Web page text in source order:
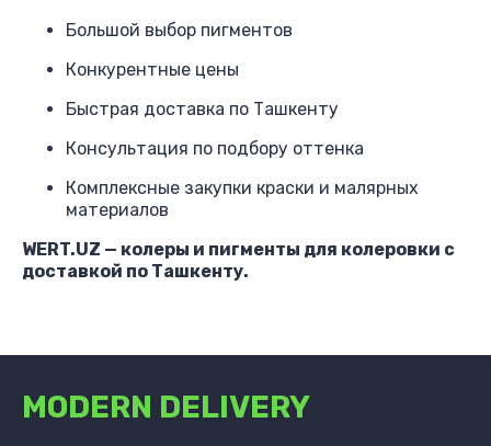
Большой выбор пигментов
Конкурентные цены
Быстрая доставка по Ташкенту
Консультация по подбору оттенка
Комплексные закупки краски и малярных
материалов
WERT.UZ — колеры и пигменты для колеровки с
доставкой по Ташкенту.
MODERN DELIVERY